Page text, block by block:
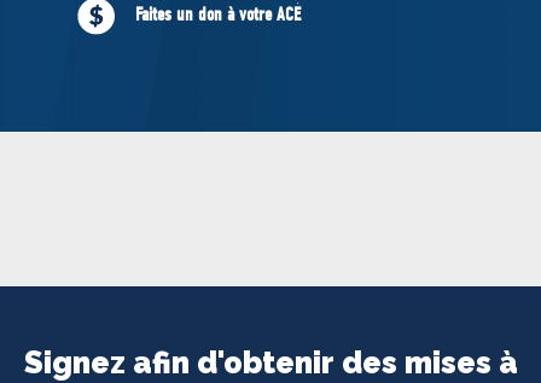
ADHÉREZ
Faites un don à votre ACÉ
Signez afin d'obtenir des mises à